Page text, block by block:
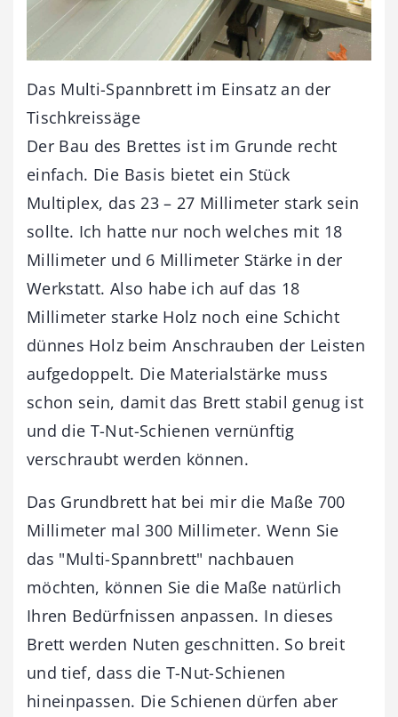
Das Multi-Spannbrett im Einsatz an der
Tischkreissäge
Der Bau des Brettes ist im Grunde recht
einfach. Die Basis bietet ein Stück
Multiplex, das 23 – 27 Millimeter stark sein
sollte. Ich hatte nur noch welches mit 18
Millimeter und 6 Millimeter Stärke in der
Werkstatt. Also habe ich auf das 18
Millimeter starke Holz noch eine Schicht
dünnes Holz beim Anschrauben der Leisten
aufgedoppelt. Die Materialstärke muss
schon sein, damit das Brett stabil genug ist
und die T-Nut-Schienen vernünftig
verschraubt werden können.
Das Grundbrett hat bei mir die Maße 700
Millimeter mal 300 Millimeter. Wenn Sie
das "Multi-Spannbrett" nachbauen
möchten, können Sie die Maße natürlich
Ihren Bedürfnissen anpassen. In dieses
Brett werden Nuten geschnitten. So breit
und tief, dass die T-Nut-Schienen
hineinpassen. Die Schienen dürfen aber